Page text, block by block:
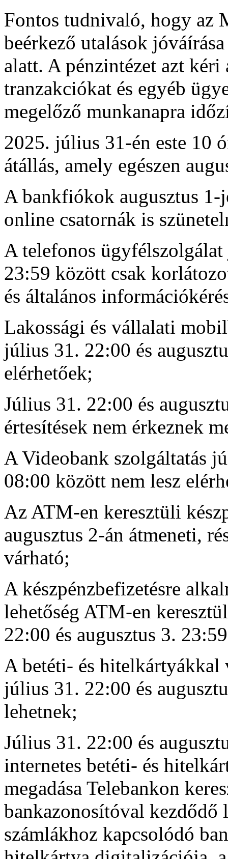
Fontos tudnivaló, hogy az
beérkező utalások
alatt. A pénzintézet azt
tranzakciókat és egyéb
megelőző munkanapra
2025. július 31-én este 10
átállás, amely egészen
A bankfiókok augusztus 1-
online csatornák is
A telefonos
23:59 között csak
és általános
Lakossági és vállalati
július 31. 22:00 és
elérhetőek;
Július 31. 22:00 és
értesítések nem érkeznek
A Videobank szolgáltatás
08:00 között nem lesz
Az ATM-en keresztüli
augusztus 2-án átmeneti,
várható;
A készpénzbefizetésre
lehetőség ATM-en
22:00 és augusztus 3.
A betéti- és hitelkártyákkal
július 31. 22:00 és
lehetnek;
Július 31. 22:00 és
internetes betéti- és
megadása Telebankon
bankazonosítóval kezdődő
számlákhoz kapcsolódó